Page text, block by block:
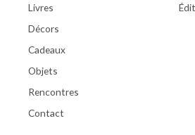
Livres
Décors
Cadeaux
Objets
Rencontres
Contact